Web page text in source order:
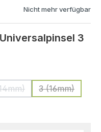
Nicht mehr verfügbar
3
3 (16mm)